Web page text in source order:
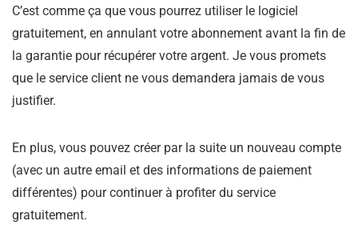
C’est comme ça que vous pourrez utiliser le logiciel
gratuitement, en annulant votre abonnement avant la fin de
la garantie pour récupérer votre argent. Je vous promets
que le service client ne vous demandera jamais de vous
justifier.
En plus, vous pouvez créer par la suite un nouveau compte
(avec un autre email et des informations de paiement
différentes) pour continuer à profiter du service
gratuitement.